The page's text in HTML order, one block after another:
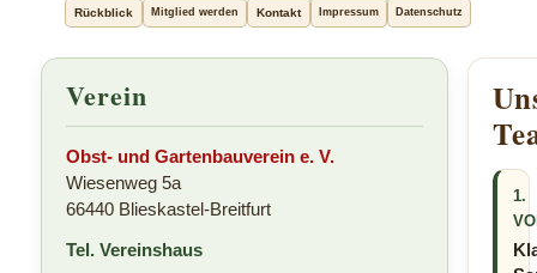
Rückblick Mitglied werden Kontakt Impressum Datenschutz
Verein
Obst- und Gartenbauverein e. V.
Wiesenweg 5a
66440 Blieskastel-Breitfurt
Tel. Vereinshaus
1.